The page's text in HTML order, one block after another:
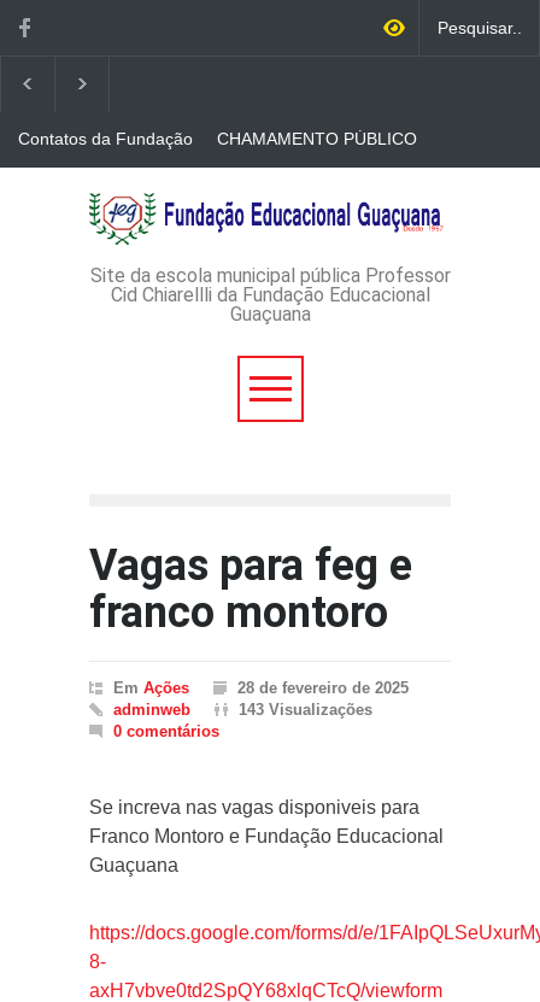
Contatos da Fundação
CHAMAMENTO PÚBLICO
CREDENCIAMENTO DE
IMPRESSOS
AVISO DE DISPENSA DE
LICITAÇÃO - DISPENSA DE
LICITAÇÃO Nº 53/2026-
ADMINISTRATIVO Nº
Site da escola municipal pública Professor
Cid Chiarellli da Fundação Educacional
Guaçuana
Vagas para feg e
franco montoro
Em Ações
28 de fevereiro de 2025
adminweb
143 Visualizações
0 comentários
Se increva nas vagas disponiveis para
Franco Montoro e Fundação Educacional
Guaçuana
https://docs.google.com/forms/d/e/
8-
axH7vbve0td2SpQY68xlqCTcQ/viewform